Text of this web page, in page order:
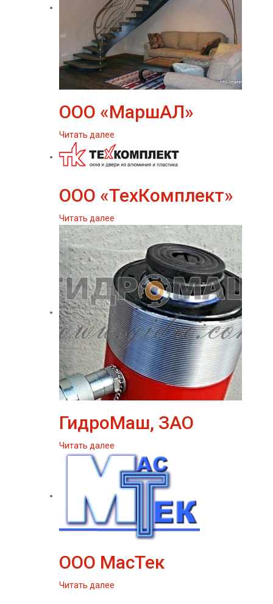
ООО «МаршАЛ»
Читать далее
ООО «ТехКомплект»
Читать далее
ГидроМаш, ЗАО
Читать далее
ООО МасТек
Читать далее